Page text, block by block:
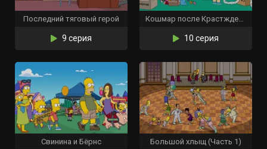
Последний тяговый герой
9 серия
Кошмар после Крастждества
10 серия
Свинина и Бёрнс Большой хлыщ (Часть 1)